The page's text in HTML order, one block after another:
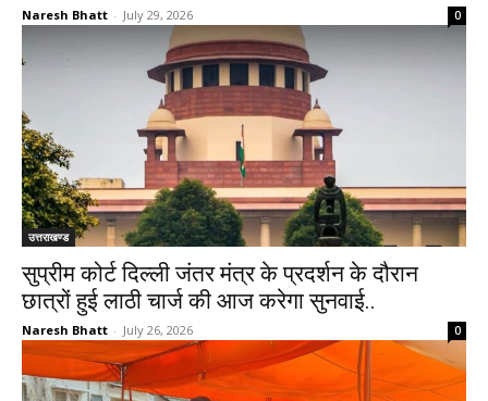
Naresh Bhatt - July 29, 2026 0
उत्तराखण्ड
सुप्रीम कोर्ट दिल्ली जंतर मंत्र के प्रदर्शन के दौरान
छात्रों हुई लाठी चार्ज की आज करेगा सुनवाई..
Naresh Bhatt - July 26, 2026 0